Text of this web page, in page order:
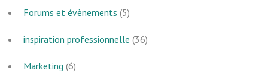
Forums et évènements (5)
inspiration professionnelle (36)
Marketing (6)